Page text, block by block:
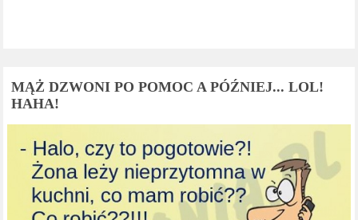
MĄŻ DZWONI PO POMOC A PÓŹNIEJ... LOL!
HAHA!